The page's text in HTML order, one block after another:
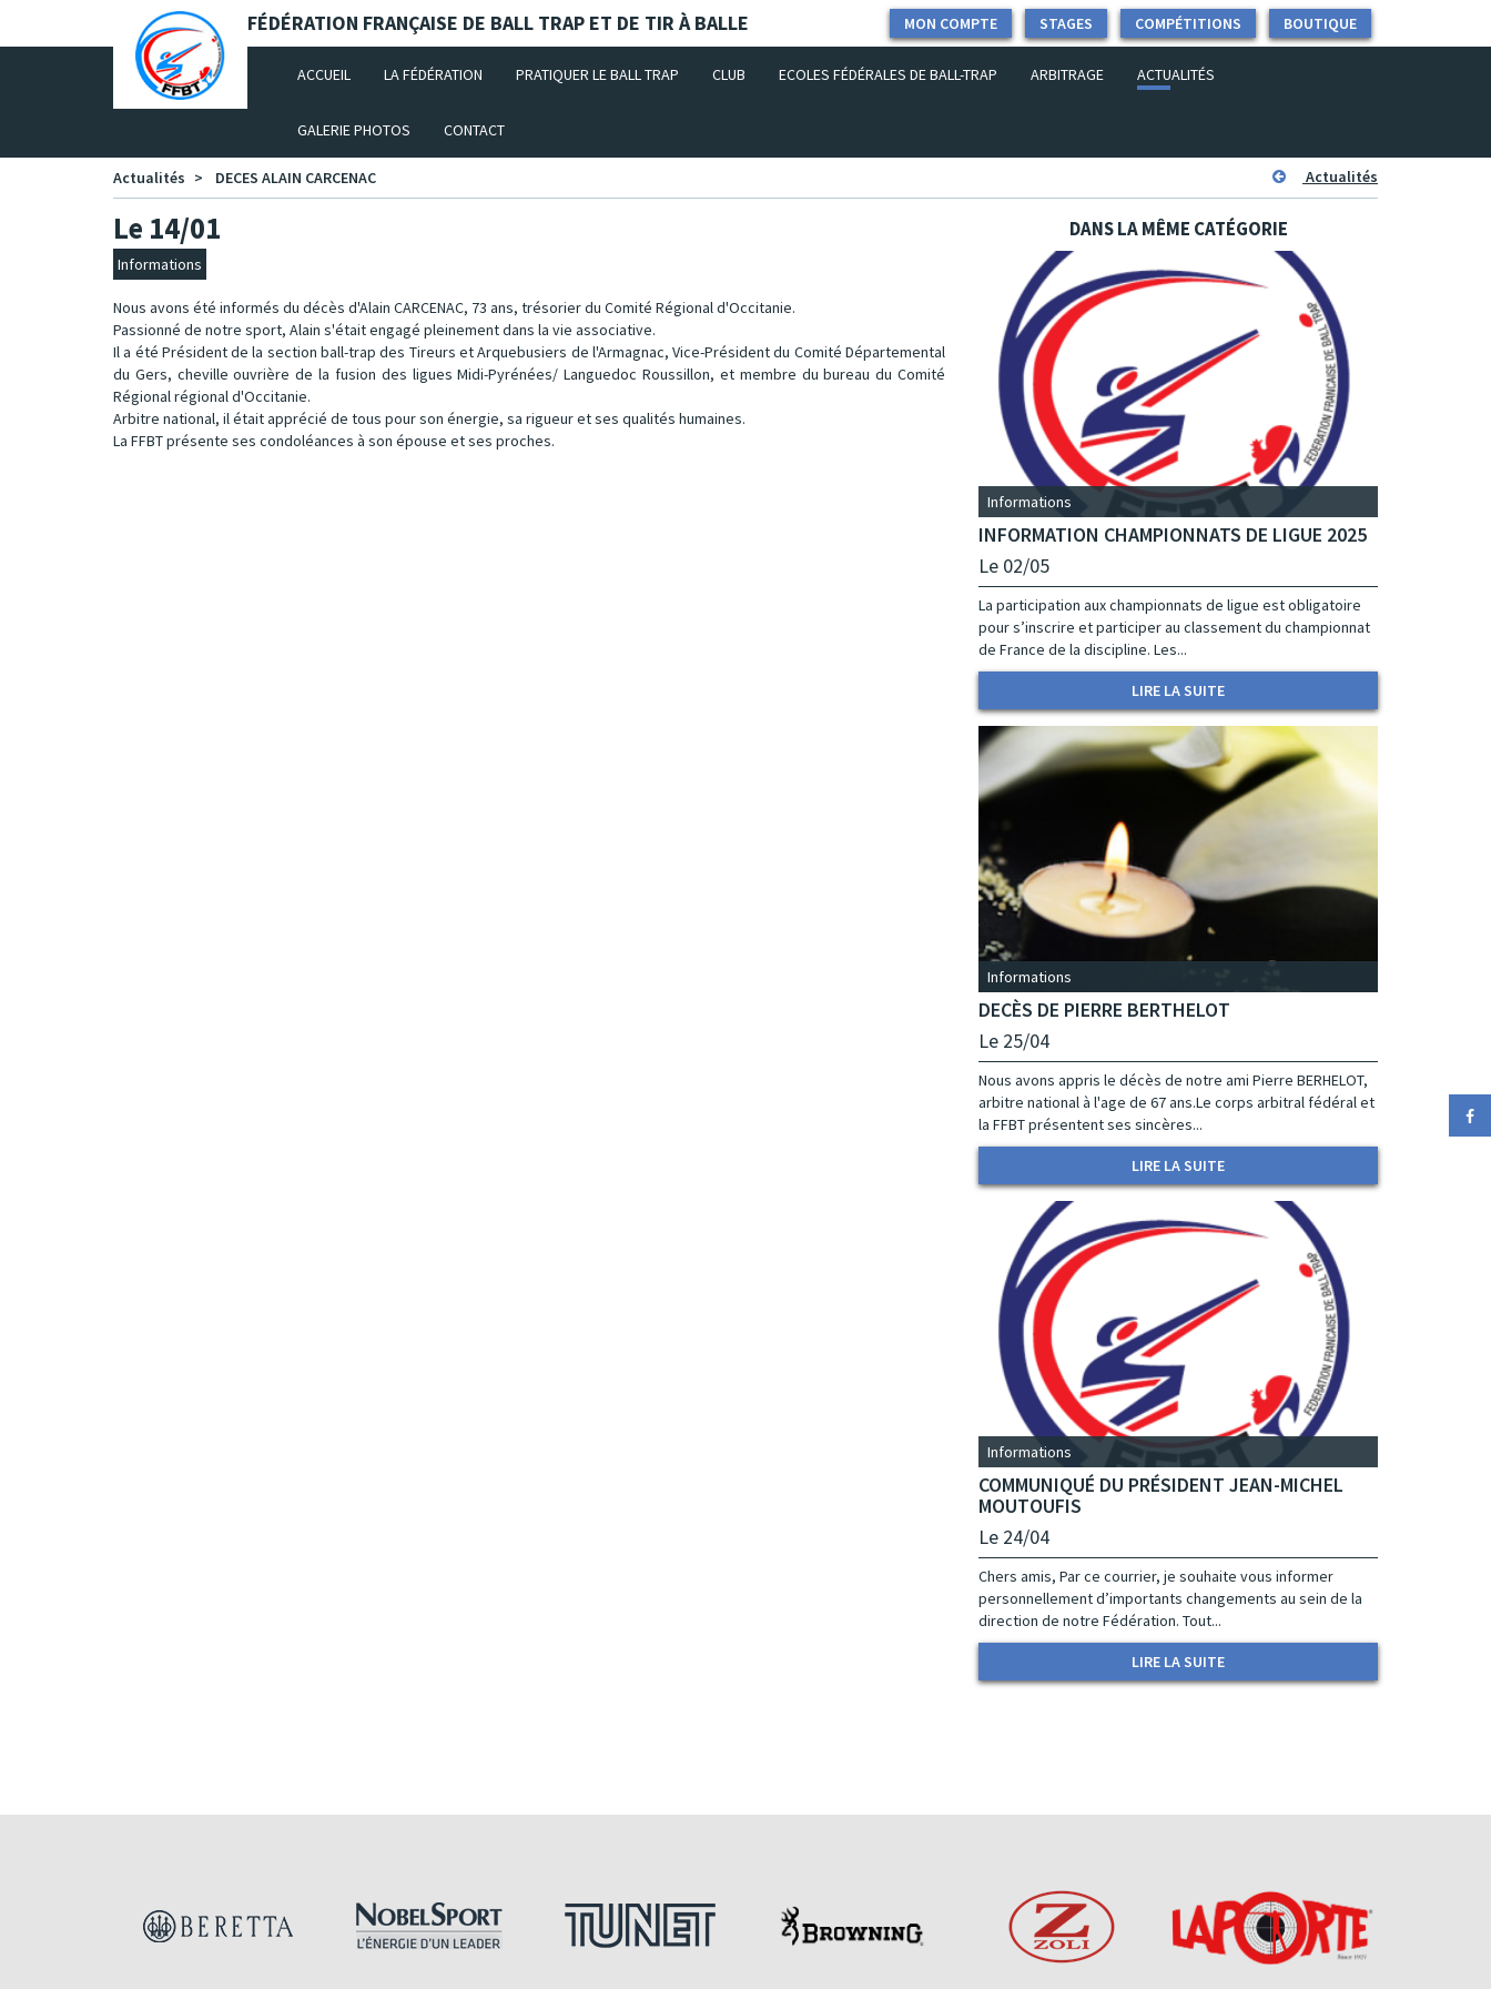
Panneau de gestion des cookies FÉDÉRATION FRANÇAISE DE BALL TRAP ET DE TIR À BALLE BOUTIQUE
COMPÉTITIONS
STAGES
MON COMPTE
ACCUEIL (CURRENT)
LA FÉDÉRATION PRATIQUER LE BALL TRAP CLUB ECOLES FÉDÉRALES DE BALL-TRAP ARBITRAGE ACTUALITÉS
GALERIE PHOTOS CONTACT
Actualités DECES ALAIN CARCENAC Actualités
Le 14/01
Informations
Nous avons été informés du décès d'Alain CARCENAC, 73 ans, trésorier du Comité Régional d'Occitanie.
Passionné de notre sport, Alain s'était engagé pleinement dans la vie associative.
Il a été Président de la section ball-trap des Tireurs et Arquebusiers de l'Armagnac, Vice-Président du Comité Départemental
du Gers, cheville ouvrière de la fusion des ligues Midi-Pyrénées/ Languedoc Roussillon, et membre du bureau du Comité
Régional régional d'Occitanie.
Arbitre national, il était apprécié de tous pour son énergie, sa rigueur et ses qualités humaines.
La FFBT présente ses condoléances à son épouse et ses proches.
DANS LA MÊME CATÉGORIE
Informations
INFORMATION CHAMPIONNATS DE LIGUE 2025
Le 02/05
La participation aux championnats de ligue est obligatoire
pour s’inscrire et participer au classement du championnat
de France de la discipline. Les...
LIRE LA SUITE
Informations
DECÈS DE PIERRE BERTHELOT
Le 25/04
Nous avons appris le décès de notre ami Pierre BERHELOT,
arbitre national à l'age de 67 ans.Le corps arbitral fédéral et
la FFBT présentent ses sincères...
LIRE LA SUITE
Informations
COMMUNIQUÉ DU PRÉSIDENT JEAN-MICHEL
MOUTOUFIS
Le 24/04
Chers amis, Par ce courrier, je souhaite vous informer
personnellement d’importants changements au sein de la
direction de notre Fédération. Tout...
LIRE LA SUITE